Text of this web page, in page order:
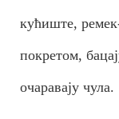
кућиште,
покретом,
очаравају чула.